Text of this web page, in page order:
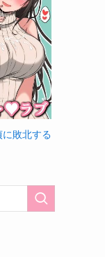
敗北する